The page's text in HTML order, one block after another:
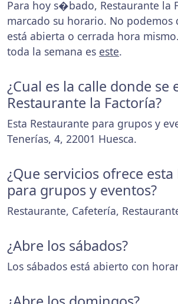
Para hoy s�bado, Restaurante la
marcado su horario. No podemos
está abierta o cerrada hora
toda la semana es este.
¿Cual es la calle donde se
Restaurante la Factoría?
Esta Restaurante para grupos y
Tenerías, 4, 22001 Huesca.
¿Que servicios ofrece
para grupos y eventos?
Restaurante, Cafetería,
¿Abre los sábados?
Los sábados está abierto con